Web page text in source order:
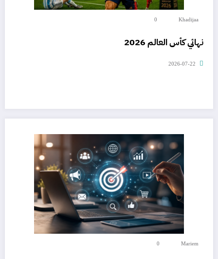
Khadijaa
0
نهائي كأس العالم 2026
2026-07-22
Mariem
0